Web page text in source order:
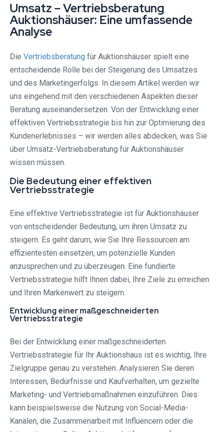
Umsatz – Vertriebsberatung
Auktionshäuser: Eine umfassende
Analyse
Die Vertriebsberatung für Auktionshäuser spielt eine
entscheidende Rolle bei der Steigerung des Umsatzes
und des Marketingerfolgs. In diesem Artikel werden wir
uns eingehend mit den verschiedenen Aspekten dieser
Beratung auseinandersetzen. Von der Entwicklung einer
effektiven Vertriebsstrategie bis hin zur Optimierung des
Kundenerlebnisses – wir werden alles abdecken, was Sie
über Umsatz-Vertriebsberatung für Auktionshäuser
wissen müssen.
Die Bedeutung einer effektiven
Vertriebsstrategie
Eine effektive Vertriebsstrategie ist für Auktionshäuser
von entscheidender Bedeutung, um ihren Umsatz zu
steigern. Es geht darum, wie Sie Ihre Ressourcen am
effizientesten einsetzen, um potenzielle Kunden
anzusprechen und zu überzeugen. Eine fundierte
Vertriebsstrategie hilft Ihnen dabei, Ihre Ziele zu erreichen
und Ihren Markenwert zu steigern.
Entwicklung einer maßgeschneiderten
Vertriebsstrategie
Bei der Entwicklung einer maßgeschneiderten
Vertriebsstrategie für Ihr Auktionshaus ist es wichtig, Ihre
Zielgruppe genau zu verstehen. Analysieren Sie deren
Interessen, Bedürfnisse und Kaufverhalten, um gezielte
Marketing- und Vertriebsmaßnahmen einzuführen. Dies
kann beispielsweise die Nutzung von Social-Media-
Kanälen, die Zusammenarbeit mit Influencern oder die